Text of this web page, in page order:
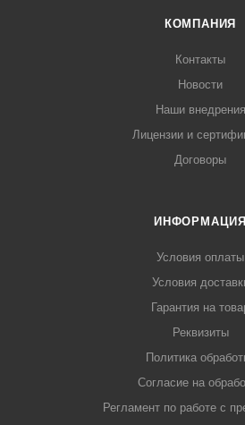
КОМПАНИЯ
Контакты
Новости
Наши внедрения
Лицензии и
Договоры
ИНФОРМАЦИЯ
Условия оплаты
Условия
Гарантия на
Реквизиты
Политика
Согласие на
Регламент по работе с